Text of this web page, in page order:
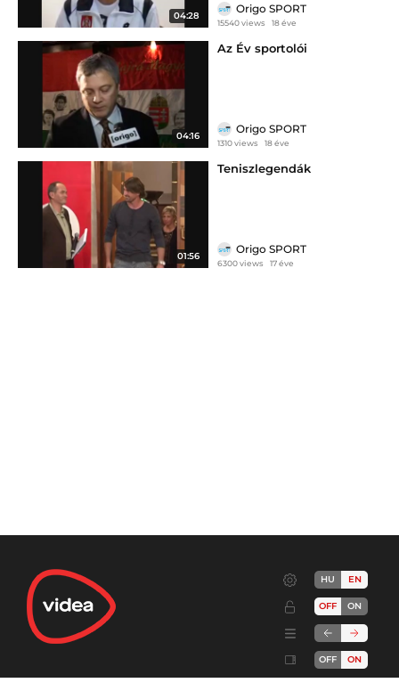
04:28
Origo SPORT
15540 views 18 éve
04:16
Az Év sportolói
Origo SPORT
1310 views 18 éve
01:56
Teniszlegendák
Origo SPORT
6300 views 17 éve
HU EN
OFF ON
OFF ON